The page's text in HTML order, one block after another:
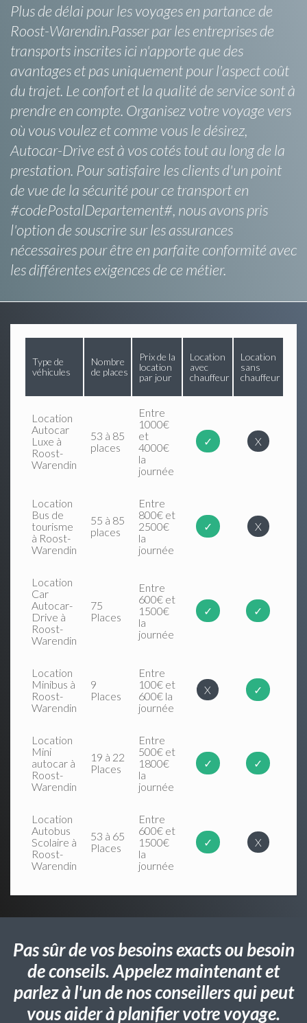
Plus de délai pour les voyages en partance de
Roost-Warendin.Passer par les entreprises de
transports inscrites ici n'apporte que des
avantages et pas uniquement pour l'aspect coût
du trajet. Le confort et la qualité de service sont à
prendre en compte. Organisez votre voyage vers
où vous voulez et comme vous le désirez,
Autocar-Drive est à vos cotés tout au long de la
prestation. Pour satisfaire les clients d'un point
de vue de la sécurité pour ce transport en
#codePostalDepartement#, nous avons pris
l'option de souscrire sur les assurances
nécessaires pour être en parfaite conformité avec
les différentes exigences de ce métier.
Type de
véhicules
Nombre
de places
Prix de la
location
par jour
Location
avec
chauffeur
Location
sans
chauffeur
Location
Autocar
Luxe à
Roost-
Warendin
53 à 85
places
Entre
1000€
et
4000€
la
journée
✓ X
Location
Bus de
tourisme
à Roost-
Warendin
55 à 85
places
Entre
800€ et
2500€
la
journée
✓ X
Location
Car
Autocar-
Drive à
Roost-
Warendin
75
Places
Entre
600€ et
1500€
la
journée
✓ ✓
Location
Minibus à
Roost-
Warendin
9
Places
Entre
100€ et
600€ la
journée
X ✓
Location
Mini
autocar à
Roost-
Warendin
19 à 22
Places
Entre
500€ et
1800€
la
journée
✓ ✓
Location
Autobus
Scolaire à
Roost-
Warendin
53 à 65
Places
Entre
600€ et
1500€
la
journée
✓ X
Pas sûr de vos besoins exacts ou besoin
de conseils. Appelez maintenant et
parlez à l'un de nos conseillers qui peut
vous aider à planifier votre voyage.